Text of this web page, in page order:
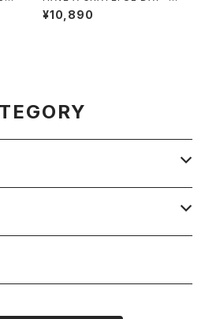
MPLE EASY PANTS"
¥10,890